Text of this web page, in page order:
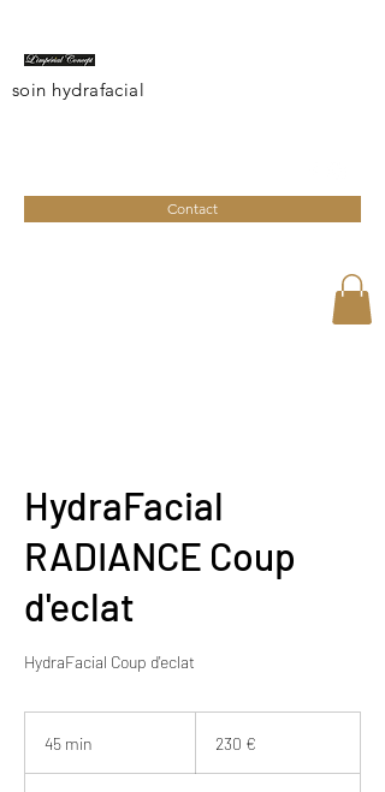
soin hydrafacial
Contact
HydraFacial
RADIANCE Coup
d'eclat
HydraFacial Coup d'eclat
45 min 230 €